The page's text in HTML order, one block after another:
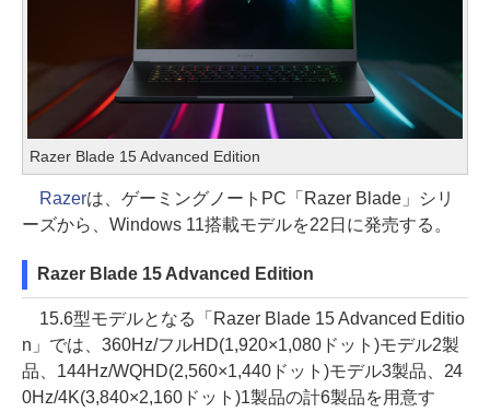
Razer Blade 15 Advanced Edition
Razerは、ゲーミングノートPC「Razer Blade」シリ
ーズから、Windows 11搭載モデルを22日に発売する。
Razer Blade 15 Advanced Edition
15.6型モデルとなる「Razer Blade 15 Advanced Editio
n」では、360Hz/フルHD(1,920×1,080ドット)モデル2製
品、144Hz/WQHD(2,560×1,440ドット)モデル3製品、24
0Hz/4K(3,840×2,160ドット)1製品の計6製品を用意す